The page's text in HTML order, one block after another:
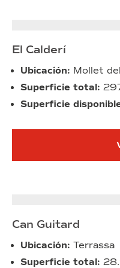
El Calderí
Ubicación: Mollet
Superficie total:
Superficie
Can Guitard
Ubicación: Terrassa
Superficie total: